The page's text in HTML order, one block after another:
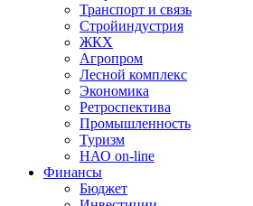
Транспорт и связь
Стройиндустрия
ЖКХ
Агропром
Лесной комплекс
Экономика
Ретроспектива
Промышленность
Туризм
НАО on-line
Финансы
Бюджет